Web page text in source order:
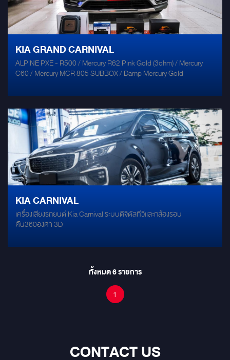
KIA GRAND CARNIVAL
ALPINE PXE - R500 / Mercury R62 Pink Gold (3ohm) / Mercury
C60 / Mercury MCR 805 SUBBOX / Damp Mercury Gold
KIA CARNIVAL
เครื่องเสียงรถยนต์ Kia Carnival ระบบดิจิตัลทีวีเเละกล้องรอบ
คัน360องศา 3D
ทั้งหมด6รายการ
1
CONTACT US